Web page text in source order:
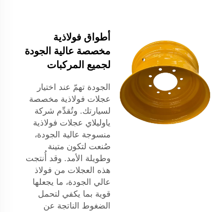
أطواق فولاذية
مخصصة عالية الجودة
لجميع المركبات
الجودة تهمّ عند اختيار
عجلات فولاذية مخصصة
لسيارتك. وتُقدِّم شركة
ياوليلاي عجلات فولاذية
منسوجة عالية الجودة،
صُنعت لتكون متينة
وطويلة الأمد. وقد أُنتجت
هذه العجلات من فولاذ
عالي الجودة، ما يجعلها
قوية بما يكفي لتحمل
الضغوط الناتجة عن